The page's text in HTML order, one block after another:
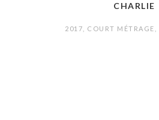
CHARLIE
2017 COURT MÉTRAGE